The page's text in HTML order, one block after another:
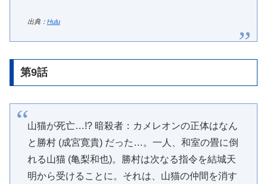
出典： Hulu
第9話
山猫が死亡…!? 暗殺者：カメレオンの正体はなん
と勝村 (成宮寛貴) だった…。一人、和室の畳に倒
れる山猫 (亀梨和也)。勝村は次なる指令を結城天
明から受けることに。それは、山猫の仲間を消す